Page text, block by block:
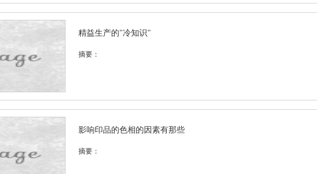
精益生产的"冷知识"
摘要：
影响印品的色相的因素有那些
摘要：